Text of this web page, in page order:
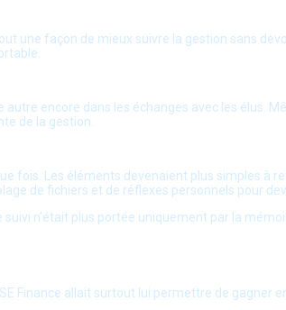
une façon de mieux suivre la gestion sans
encore dans les échanges avec les élus.
de la gestion.
fois. Les éléments devenaient plus simples à
de fichiers et de réflexes personnels pour
n’était plus portée uniquement par la
Finance allait surtout lui permettre de gagner